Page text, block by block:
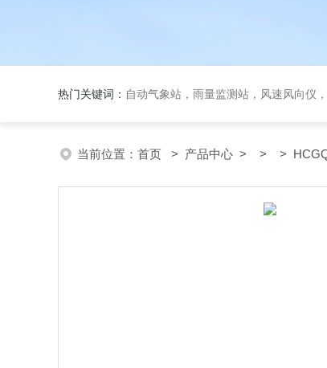
热门关键词： 自动气象站，雨量监测站，风速风向仪
当前位置： 首页 > 产品中心 > > > HCGQ-